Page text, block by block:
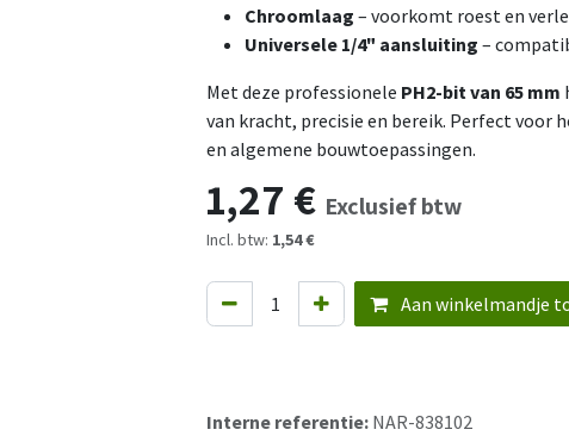
Chroomlaag – voorkomt roest en
Universele 1/4" aansluiting –
Met deze professionele PH2-bit van 65 mm
van kracht, precisie en bereik. Perfect voor
en algemene bouwtoepassingen.
1,27 € Exclusief btw
Incl. btw: 1,54 €
Aan winkelmandje
Interne referentie: NAR-838102